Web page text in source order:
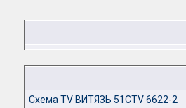
Cхема TV ВИТЯЗЬ 51CTV 6622-2